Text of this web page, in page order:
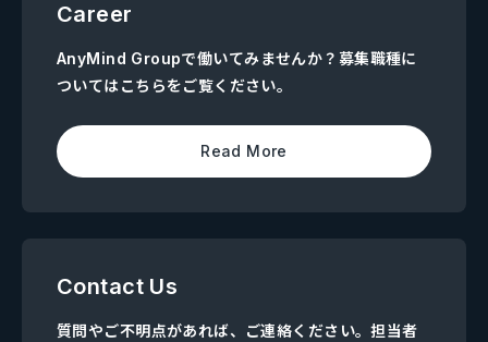
Career
AnyMind Groupで働いてみませんか？募集職種に
ついてはこちらをご覧ください。
Read More
Contact Us
質問やご不明点があれば、ご連絡ください。担当者